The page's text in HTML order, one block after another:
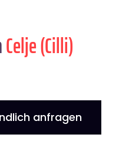
Celje (Cilli)
anfragen